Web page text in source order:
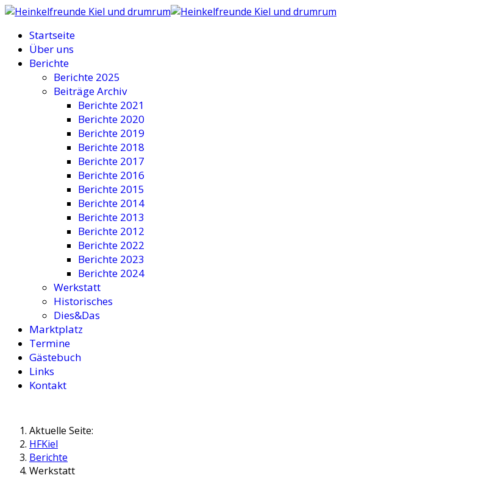
Startseite
Über uns
Berichte
Berichte 2025
Beiträge Archiv
Berichte 2021
Berichte 2020
Berichte 2019
Berichte 2018
Berichte 2017
Berichte 2016
Berichte 2015
Berichte 2014
Berichte 2013
Berichte 2012
Berichte 2022
Berichte 2023
Berichte 2024
Werkstatt
Historisches
Dies&Das
Marktplatz
Termine
Gästebuch
Links
Kontakt
Aktuelle Seite:
HFKiel
Berichte
Werkstatt